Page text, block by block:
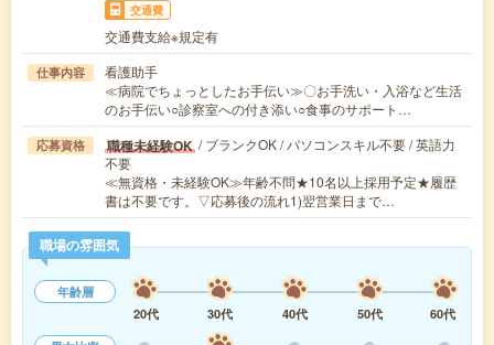
交通費
交通費支給※規定有
仕事内容
看護助手
≪病院でちょっとしたお手伝い≫〇お手洗い・入浴など生活
のお手伝い○診察室への付き添い○食事のサポート…
応募資格 職種未経験OK / ブランクOK / パソコンスキル不要 / 英語力
不要
≪無資格・未経験OK≫年齢不問★10名以上採用予定★履歴
書は不要です。▽応募後の流れ1)翌営業日まで…
職場の雰囲気
年齢層
20代
30代 40代 50代
60代